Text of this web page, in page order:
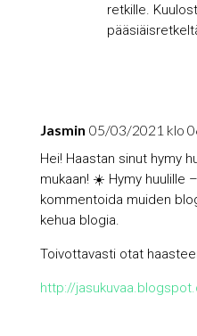
retkille.
Jasmin 05/03/2021 klo
Hei! Haastan sinut hymy
mukaan! ☀️ Hymy huulille
kommentoida muiden
kehua blogia.
Toivottavasti otat
http://